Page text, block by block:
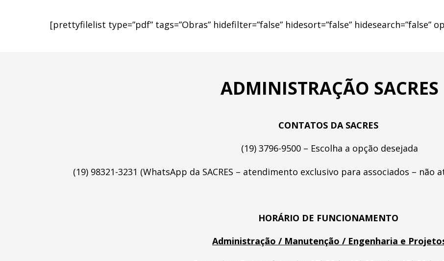
[prettyfilelist type=”pdf” tags=”Obras” hidefilter=”false” hidesort=”false” hidesearch=”false”
ADMINISTRAÇÃO SACRES
CONTATOS DA SACRES
(19) 3796-9500 – Escolha a opção desejada
(19) 98321-3231 (WhatsApp da SACRES – atendimento exclusivo para associados –
HORÁRIO DE FUNCIONAMENTO
Administração / Manutenção / Engenharia e